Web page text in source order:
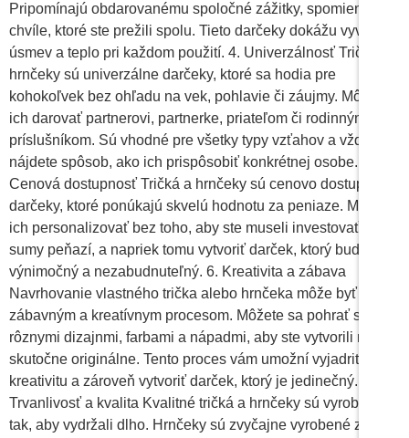
Pripomínajú obdarovanému spoločné zážitky, spomienky a
chvíle, ktoré ste prežili spolu. Tieto darčeky dokážu vyvolať
úsmev a teplo pri každom použití. 4. Univerzálnosť Tričká a
hrnčeky sú univerzálne darčeky, ktoré sa hodia pre
kohokoľvek bez ohľadu na vek, pohlavie či záujmy. Môžete
ich darovať partnerovi, partnerke, priateľom či rodinným
príslušníkom. Sú vhodné pre všetky typy vzťahov a vždy
nájdete spôsob, ako ich prispôsobiť konkrétnej osobe. 5.
Cenová dostupnosť Tričká a hrnčeky sú cenovo dostupné
darčeky, ktoré ponúkajú skvelú hodnotu za peniaze. Môžete
ich personalizovať bez toho, aby ste museli investovať veľké
sumy peňazí, a napriek tomu vytvoriť darček, ktorý bude
výnimočný a nezabudnuteľný. 6. Kreativita a zábava
Navrhovanie vlastného trička alebo hrnčeka môže byť
zábavným a kreatívnym procesom. Môžete sa pohrať s
rôznymi dizajnmi, farbami a nápadmi, aby ste vytvorili niečo
skutočne originálne. Tento proces vám umožní vyjadriť svoju
kreativitu a zároveň vytvoriť darček, ktorý je jedinečný. 7.
Trvanlivosť a kvalita Kvalitné tričká a hrnčeky sú vyrobené
tak, aby vydržali dlho. Hrnčeky sú zvyčajne vyrobené z